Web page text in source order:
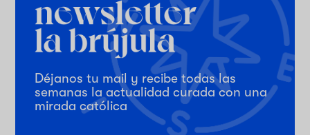
Déjanos tu mail y recibe todas las
semanas la actualidad curada con una
mirada católica